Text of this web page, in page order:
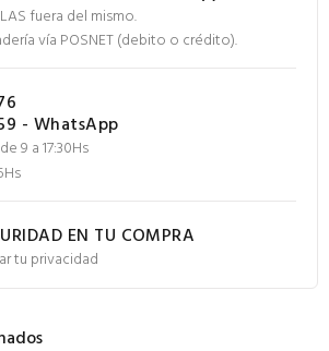
fuera del mismo.
vía POSNET (debito o crédito).
- WhatsApp
9 a 17:30Hs
EN TU COMPRA
tu privacidad